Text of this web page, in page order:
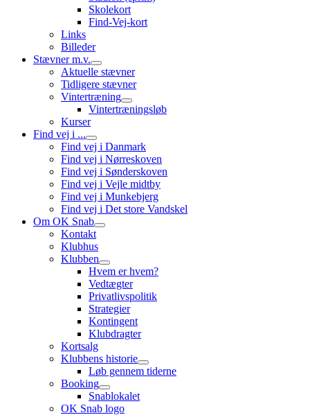
Skolekort
Find-Vej-kort
Links
Billeder
Stævner m.v.
Aktuelle stævner
Tidligere stævner
Vintertræning
Vintertræningsløb
Kurser
Find vej i ...
Find vej i Danmark
Find vej i Nørreskoven
Find vej i Sønderskoven
Find vej i Vejle midtby
Find vej i Munkebjerg
Find vej i Det store Vandskel
Om OK Snab
Kontakt
Klubhus
Klubben
Hvem er hvem?
Vedtægter
Privatlivspolitik
Strategier
Kontingent
Klubdragter
Kortsalg
Klubbens historie
Løb gennem tiderne
Booking
Snablokalet
OK Snab logo